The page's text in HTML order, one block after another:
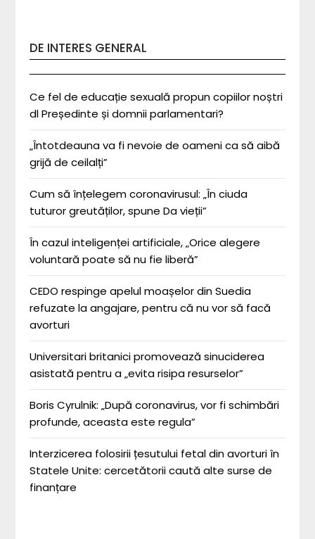
DE INTERES GENERAL
Ce fel de educație sexuală propun copiilor noștri
dl Președinte și domnii parlamentari?
„Întotdeauna va fi nevoie de oameni ca să aibă
grijă de ceilalți”
Cum să înțelegem coronavirusul: „În ciuda
tuturor greutăților, spune Da vieții”
În cazul inteligenței artificiale, „Orice alegere
voluntară poate să nu fie liberă”
CEDO respinge apelul moașelor din Suedia
refuzate la angajare, pentru că nu vor să facă
avorturi
Universitari britanici promovează sinuciderea
asistată pentru a „evita risipa resurselor”
Boris Cyrulnik: „După coronavirus, vor fi schimbări
profunde, aceasta este regula”
Interzicerea folosirii țesutului fetal din avorturi în
Statele Unite: cercetătorii caută alte surse de
finanțare